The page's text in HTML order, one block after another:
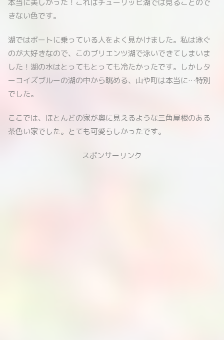
本当に美しかった！これはチューリッヒ湖では見ることので
きない色です。
湖ではボートに乗っている人をよく見かけました。私は泳ぐ
のが大好きなので、このブリエンツ湖で泳いできてしまいま
した！湖の水はとってもとっても冷たかったです。しかしタ
ーコイズブルーの湖の中から眺める、山や町は本当に…特別
でした。
ここでは、ほとんどの家が奥に見えるような三角屋根のある
茶色い家でした。とても可愛らしかったです。
スポンサーリンク